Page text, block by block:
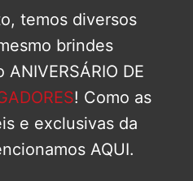
temos diversos
brindes
DE
! Como as
e exclusivas da
AQUI.